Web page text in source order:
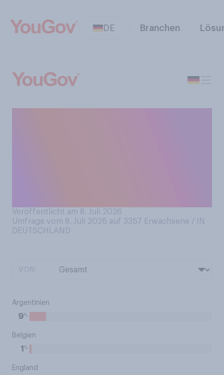
DE Branchen
Veröffentlicht am 8. Juli 2026
Umfrage vom 8. Juli 2026 auf 3357 Erwachsene / IN
DEUTSCHLAND
Argentinien
9%
Belgien
1 %
England